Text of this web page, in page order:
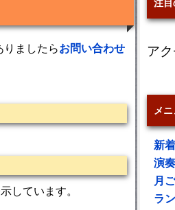
りましたらお問い合わせ
しています。
注目
ア
メ
新
演
月
ラ